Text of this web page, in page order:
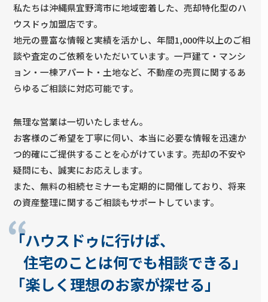
周辺環境の情報を掲載しているか✅ 購入後の生活イ
メージができる内容か✅ 現在の市場価格とズレてい
ないか 特に沖縄の不動産では、 「駐車場台数」「学
校区」「台風時も安心できる建物構造」「海が見え
る眺望」「買い物施設への距離」 など、購入希望者
が重視するポイントがあります。 売却活動では、“掲
要です。最初は問い合わせが多かった物件でも、時
間が経つと新しい物件に埋もれてしまうことがあり
ます。その時は価格だけを見るのではなく、写真・
広告内容・ターゲット設定などを見直すことで、も
う一度購入希望者の目に留まる可能性があります。
売主様と一緒に状況を確認しながら、最適な販売方
法をご提案いたします！ 反響が止まった時こそ、売
数」「内覧数」「購入希望者からの声」 を分析する
ことが大切です。 反響が減った時は、 「売れないか
ら値下げする」 と考える前に、 ・市場の変化・競合
物件の状況・広告の見せ方・価格設定 を確認しまし
私たちは沖縄県宜野湾市に地域密着した、売却特化型のハ
ウスドゥ加盟店です。
地元の豊富な情報と実績を活かし、年間1,000件以上のご相
談や査定のご依頼をいただいています。一戸建て・マンシ
ョン・一棟アパート・土地など、不動産の売買に関するあ
らゆるご相談に対応可能です。
無理な営業は一切いたしません。
お客様のご希望を丁寧に伺い、本当に必要な情報を迅速か
つ的確にご提供することを心がけています。売却の不安や
疑問にも、誠実にお応えします。
また、無料の相続セミナーも定期的に開催しており、将来
の資産整理に関するご相談もサポートしています。
｢ハウスドゥに行けば、
住宅のことは何でも相談できる｣
｢楽しく理想のお家が探せる｣